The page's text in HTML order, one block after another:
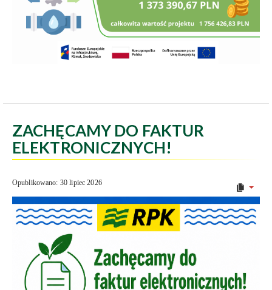
ZACHĘCAMY DO FAKTUR
ELEKTRONICZNYCH!
Opublikowano: 30 lipiec 2026